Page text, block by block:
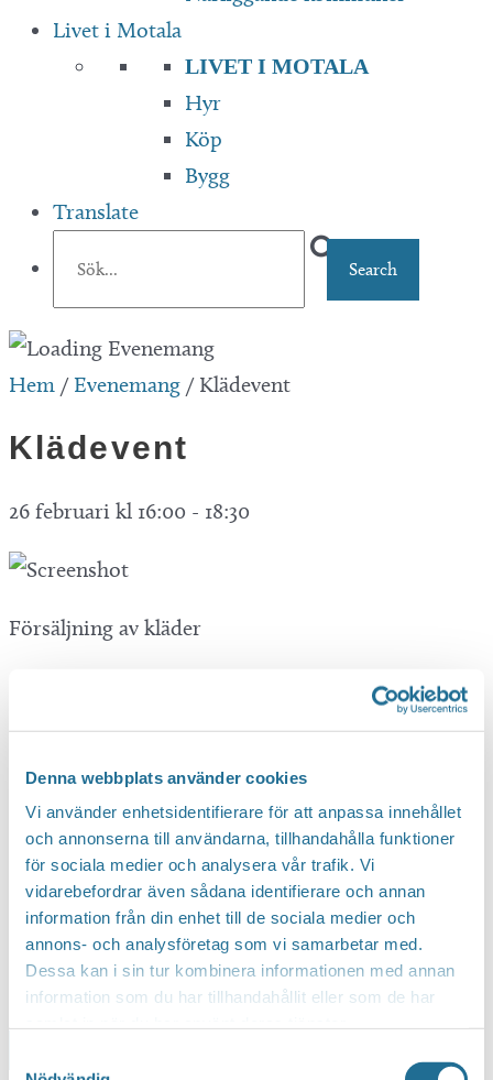
Denna webbplats använder cookies
Vi använder enhetsidentifierare för att anpassa innehållet
och annonserna till användarna, tillhandahålla funktioner
för sociala medier och analysera vår trafik. Vi
vidarebefordrar även sådana identifierare och annan
information från din enhet till de sociala medier och
annons- och analysföretag som vi samarbetar med.
Dessa kan i sin tur kombinera informationen med annan
information som du har tillhandahållit eller som de har
Livet i Motala
LIVET I MOTALA
Hyr
Köp
Bygg
Translate
Hem /Evenemang / Klädevent
Klädevent
26 februari kl 16:00 - 18:30
Försäljning av kläder